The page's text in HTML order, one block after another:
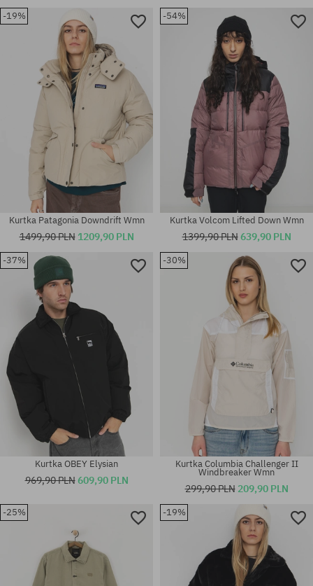
Dostępne rozmiary:
Dostępne rozmiary:
Dostępne rozmiary:
Dostępne rozmiary:
-19%
Dostępne rozmiary:
Kurtka Patagonia Downdrift Wmn
1499,90 PLN 1209,90 PLN
-54%
Dostępne rozmiary:
Kurtka Volcom Lifted Down Wmn
1399,90 PLN639,90 PLN
-37%
Kurtka OBEY Elysian
969,90 PLN609,90 PLN
-30%
Kurtka Columbia Challenger II
Windbreaker Wmn
299,90 PLN 209,90 PLN
-25% -19%